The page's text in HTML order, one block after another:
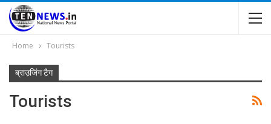
Home Tourists
ब्राउजिंग टैग
Tourists